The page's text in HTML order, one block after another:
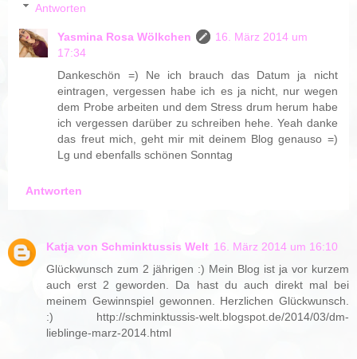
Antworten
Yasmina Rosa Wölkchen
16. März 2014 um
17:34
Dankeschön =) Ne ich brauch das Datum ja nicht
eintragen, vergessen habe ich es ja nicht, nur wegen
dem Probe arbeiten und dem Stress drum herum habe
ich vergessen darüber zu schreiben hehe. Yeah danke
das freut mich, geht mir mit deinem Blog genauso =)
Lg und ebenfalls schönen Sonntag
Antworten
Katja von Schminktussis Welt 16. März 2014 um 16:10
Glückwunsch zum 2 jährigen :) Mein Blog ist ja vor kurzem
auch erst 2 geworden. Da hast du auch direkt mal bei
meinem Gewinnspiel gewonnen. Herzlichen Glückwunsch.
:) http://schminktussis-welt.blogspot.de/2014/03/dm-
lieblinge-marz-2014.html